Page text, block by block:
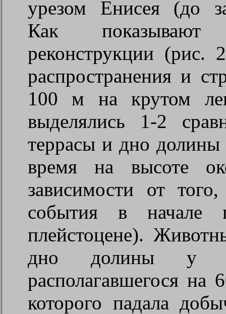
урезом Енисея (до
Как показывают
реконструкции (рис.
распространения и
100 м на крутом
выделялись 1-2
террасы и дно долины
время на высоте
зависимости от
события в начале
плейстоцене).
дно долины у
располагавшегося
которого падала